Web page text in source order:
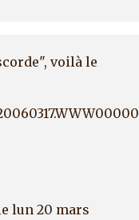
voilà le
lun 20 mars